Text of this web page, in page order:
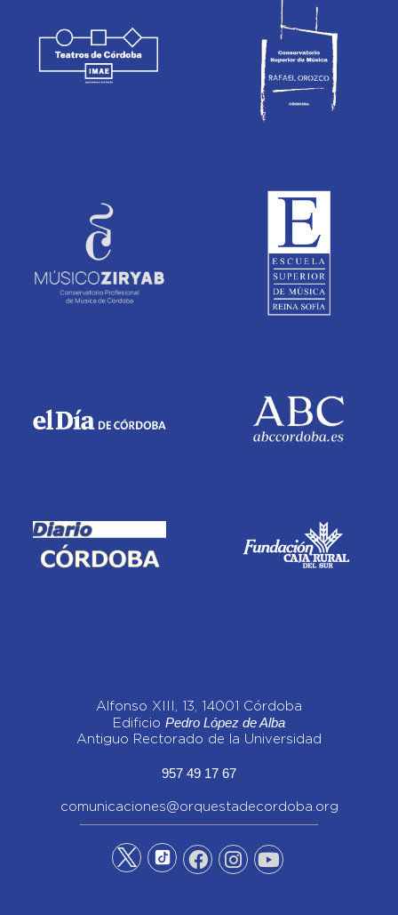
Alfonso XIII, 13, 14001 Córdoba
Edificio Pedro López de Alba
Antiguo Rectorado de la Universidad
957 49 17 67
comunicaciones@orquestadecordoba.org